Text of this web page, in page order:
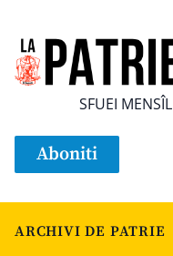
SFUEI
Aboniti
ARCHIVI DE PATRIE